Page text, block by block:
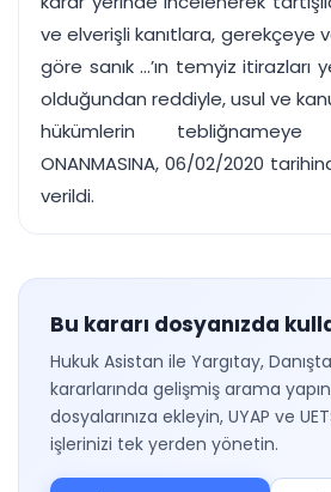
ve elverişli kanıtlara, gerekçeye
göre sanık ...’ın temyiz
olduğundan reddiyle, usul ve
hükümlerin
ONANMASINA, 06/02/2020
verildi.
Bu kararı dosyanızda
Hukuk Asistan ile Yargıtay,
kararlarında gelişmiş arama
dosyalarınıza ekleyin, UYAP ve
işlerinizi tek yerden yönetin.